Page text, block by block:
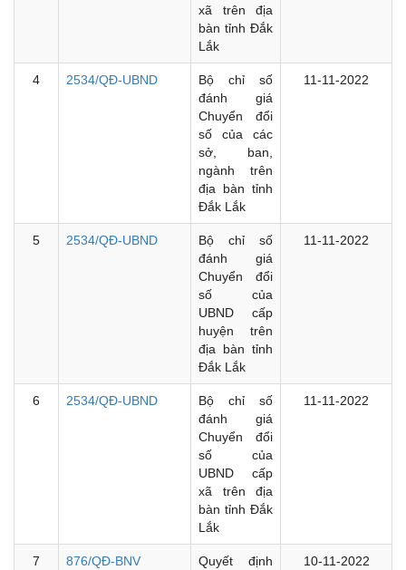
xã trên địa
bàn tỉnh Đắk
Lắk
4 2534/QĐ-UBND
Bộ chỉ số
đánh giá
Chuyển đổi
số của các
sở, ban,
ngành trên
địa bàn tỉnh
Đắk Lắk
11-11-2022
5 2534/QĐ-UBND
Bộ chỉ số
đánh giá
Chuyển đổi
số của
UBND cấp
huyện trên
địa bàn tỉnh
Đắk Lắk
11-11-2022
6 2534/QĐ-UBND
Bộ chỉ số
đánh giá
Chuyển đổi
số của
UBND cấp
xã trên địa
bàn tỉnh Đắk
Lắk
11-11-2022
7 876/QĐ-BNV
Quyết định
10-11-2022